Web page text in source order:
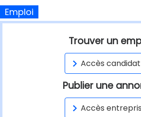
Emploi
Trouver un
Accès candidat
Publier une
Accès